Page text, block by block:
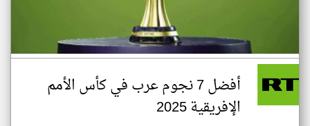
أفضل 7 نجوم عرب في كأس الأمم
الإفريقية 2025